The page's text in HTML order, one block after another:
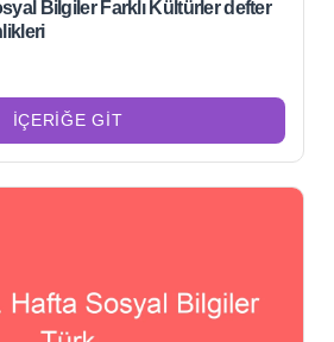
Bilgiler Farklı Kültürler defter
İÇERIĞE GIT